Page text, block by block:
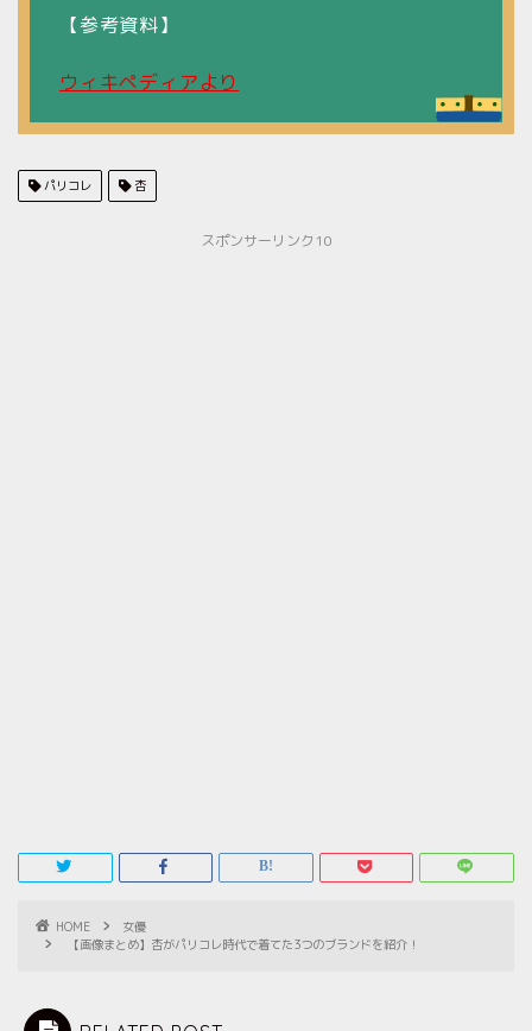
【参考資料】
ウィキペディアより
パリコレ 杏
スポンサーリンク10
HOME
女優
【画像まとめ】杏がパリコレ時代で着てた3つのブランドを紹介！